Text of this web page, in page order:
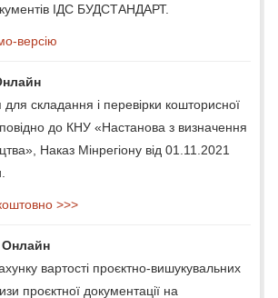
ІДС БУДСТАНДАРТ.
версію
складання і перевірки кошторисної
до КНУ «Настанова з визначення
Наказ Мінрегіону від 01.11.2021
>>>
вартості проєктно-вишукувальних
проєктної документації на